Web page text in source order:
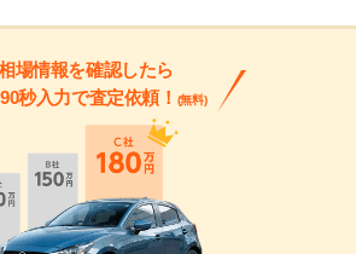
場情報を確認したら
秒入力で査定依頼！ (無料)